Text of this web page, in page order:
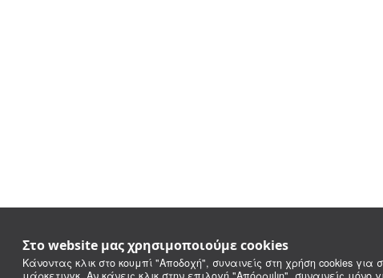
Στο website μας χρησιμοποιούμε cookies
Κάνοντας κλικ στο κουμπί "Αποδοχή", συναινείς στη χρήση cookies για